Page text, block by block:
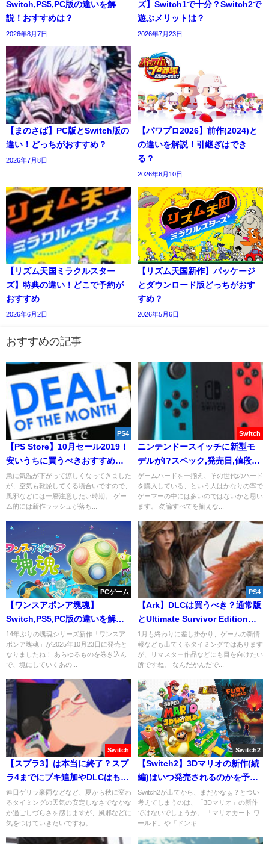
Switch,PS5,PC版の違いを解
説！おすすめは？
2026年8月7日
ズ】Switch1で十分？Switch2で
遊ぶメリットは？
2026年7月23日
【まのさば】PC版とSwitch版の
違い！どっちがおすすめ？
2026年7月8日
【パワプロ2026】前作(2024)と
の違いを解説！引継ぎはでき
る？
2026年6月10日
【リズム天国ミラクルスター
ズ】特典の違い！どこで予約が
おすすめ
2026年6月2日
【リズム天国新作】パッケージ
とダウンロード版どっちがおす
すめ？
2026年5月6日
おすすめの記事
PS4
【PS Store】10月セール2019！
安いうちに買うべきおすすめゲ
ーム紹介！
急に気温が下がって涼しくなってきました
が、空気も乾燥してくる頃合いですので、
風邪などには一層注意したい時期。 ゲー
ム的には新作ラッシュが落ち...
Switch
ニンテンドースイッチに新型モ
デルが!?スペック,発売日,値段を
予想！
ゲームハードを一揃え、その世代のハード
を購入している、という人はかなりの率で
ゲーマーの中には多いのではないかと思い
ます。 勿論すべてを揃えな...
PCゲーム
【ワンスアポンア塊魂】
Switch,PS5,PC版の違いを解
説！おすすめはどれ？
14年ぶりの塊魂シリーズ新作「ワンスア
ポンア塊魂」が2025年10月23日に発売と
なりましたね！ あらゆるものを巻き込ん
で、塊にしていくあの...
PS4
【Ark】DLCは買うべき？通常版
とUltimate Survivor Editionの
違いを解説！
1月も終わりに差し掛かり、ゲームの新情
報なども出てくるタイミングではあります
が、リマスター作品などにも目を向けたい
所ですね。 なんだかんだで...
Switch
【スプラ3】は本当に終了？スプ
ラ4までにブキ追加やDLCはもう
来ない？
連日ゲリラ豪雨などなど、夏から秋に変わ
るタイミングの天気の安定しなさでなかな
か過ごしづらさを感じますが、風邪などに
気をつけていきたいですね。...
Switch2
【Switch2】3Dマリオの新作(続
編)はいつ発売されるのかを予
想！
Switch2が出てから、まだかなぁ？とつい
考えてしまうのは、「3Dマリオ」の新作
ではないでしょうか。 「マリオカート ワ
ールド」や「ドンキ...